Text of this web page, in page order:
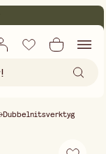
Dubbelnitsverktyg